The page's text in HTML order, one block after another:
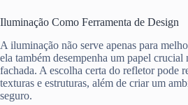
Iluminação Como Ferramenta de Design
A iluminação não serve apenas para
ela também desempenha um papel crucial
fachada. A escolha certa do refletor pode
texturas e estruturas, além de criar um
seguro.